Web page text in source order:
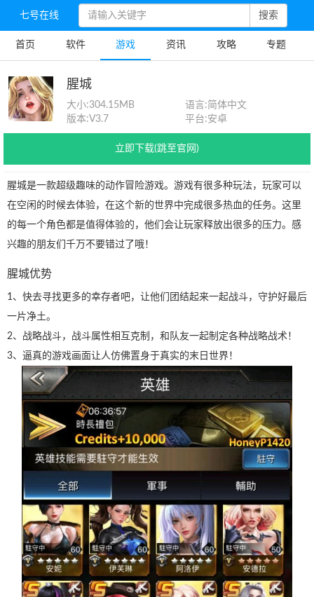
七号在线 搜索
首页 软件 游戏 资讯 攻略 专题
腥城
大小:304.15MB 语言:简体中文
版本:V3.7 平台:安卓
立即下载(跳至官网)
腥城是一款超级趣味的动作冒险游戏。游戏有很多种玩法，玩家可以
在空闲的时候去体验，在这个新的世界中完成很多热血的任务。这里
的每一个角色都是值得体验的，他们会让玩家释放出很多的压力。感
兴趣的朋友们千万不要错过了哦！
腥城优势
1、快去寻找更多的幸存者吧，让他们团结起来一起战斗，守护好最后
一片净土。
2、战略战斗，战斗属性相互克制，和队友一起制定各种战略战术！
3、逼真的游戏画面让人仿佛置身于真实的末日世界！